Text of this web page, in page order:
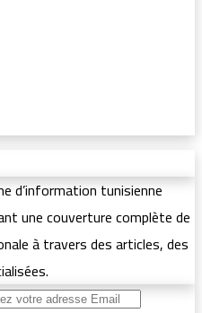
d’information tunisienne
une couverture complète de
à travers des articles, des